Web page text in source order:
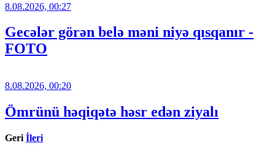
8.08.2026, 00:27
Gecələr görən belə məni niyə qısqanır -
FOTO
8.08.2026, 00:20
Ömrünü həqiqətə həsr edən ziyalı
Geri İleri